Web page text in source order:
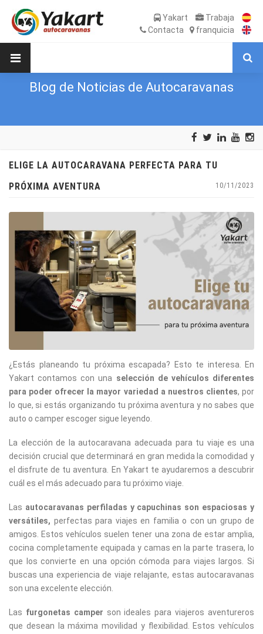
Yakart
Trabaja
Contacta
franquicia
Blog de Noticias de Autocaravanas
ELIGE LA AUTOCARAVANA PERFECTA PARA TU
PRÓXIMA AVENTURA
10/11/2023
¿Estás planeando tu próxima escapada? Esto te interesa. En
Yakart contamos con una selección de vehículos diferentes
para poder ofrecer la mayor variedad a nuestros clientes, por
lo que, si estás organizando tu próxima aventura y no sabes que
auto o camper escoger sigue leyendo.
La elección de la autocaravana adecuada para tu viaje es una
decisión crucial que determinará en gran medida la comodidad y
el disfrute de tu aventura. En Yakart te ayudaremos a descubrir
cuál es el más adecuado para tu próximo viaje.
Las autocaravanas perfiladas y capuchinas son espaciosas y
versátiles, perfectas para viajes en familia o con un grupo de
amigos. Estos vehículos suelen tener una zona de estar amplia,
cocina completamente equipada y camas en la parte trasera, lo
que los convierte en una opción cómoda para viajes largos. Si
buscas una experiencia de viaje relajante, estas autocaravanas
son una excelente elección.
Las furgonetas camper son ideales para viajeros aventureros
que desean la máxima movilidad y flexibilidad. Estos vehículos